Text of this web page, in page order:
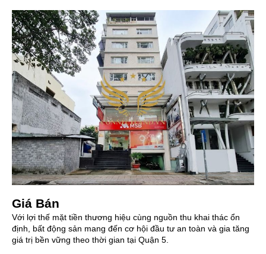
Giá Bán
Với lợi thế mặt tiền thương hiệu cùng nguồn thu khai thác ổn
định, bất động sản mang đến cơ hội đầu tư an toàn và gia tăng
giá trị bền vững theo thời gian tại Quận 5.